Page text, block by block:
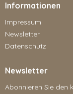
Informationen
Impressum
Newsletter
Datenschutz
Newsletter
Abonnieren Sie den